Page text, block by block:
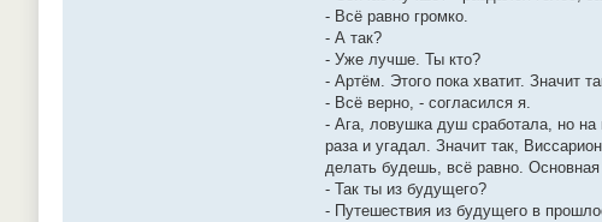
- Всё равно громко.
- А так?
- Уже лучше. Ты кто?
- Артём. Этого пока хватит. Значит
- Всё верно, - согласился я.
- Ага, ловушка душ сработала, но на
раза и угадал. Значит так,
делать будешь, всё равно.
- Так ты из будущего?
- Путешествия из будущего в